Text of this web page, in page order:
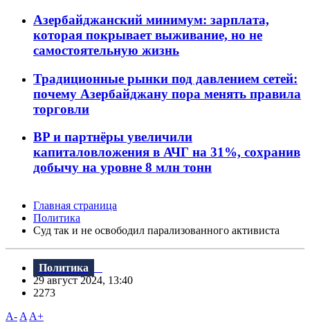
Азербайджанский минимум: зарплата,
которая покрывает выживание, но не
самостоятельную жизнь
Традиционные рынки под давлением сетей:
почему Азербайджану пора менять правила
торговли
BP и партнёры увеличили
капиталовложения в АЧГ на 31%, сохранив
добычу на уровне 8 млн тонн
Главная страница
Политика
Суд так и не освободил парализованного активиста
Политика
29 август 2024, 13:40
2273
A- A A+